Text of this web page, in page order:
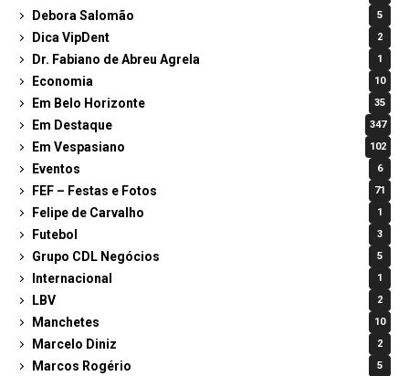
Debora Salomão
5
Dica VipDent 2
Dr. Fabiano de Abreu Agrela 1
Economia 10
Em Belo Horizonte 35
Em Destaque 347
Em Vespasiano 102
Eventos 6
FEF – Festas e Fotos 71
Felipe de Carvalho 1
Futebol 3
Grupo CDL Negócios 5
Internacional 1
LBV 2
Manchetes 10
Marcelo Diniz 2
Marcos Rogério 5